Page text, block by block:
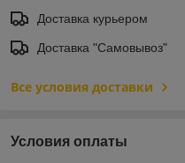
Доставка курьером
Доставка "Самовывоз"
Все условия доставки
Условия оплаты